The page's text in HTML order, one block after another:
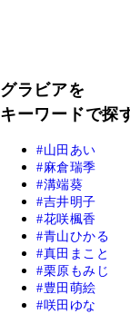
グラビアを
キーワードで探
山田あい
麻倉瑞季
溝端葵
吉井明子
花咲楓香
青山ひかる
真田まこと
栗原もみじ
豊田萌絵
咲田ゆな